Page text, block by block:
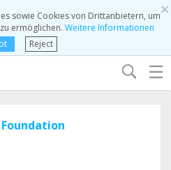
×
sowie Cookies von Drittanbietern, um
ermöglichen. Weitere Informationen
Reject
☰